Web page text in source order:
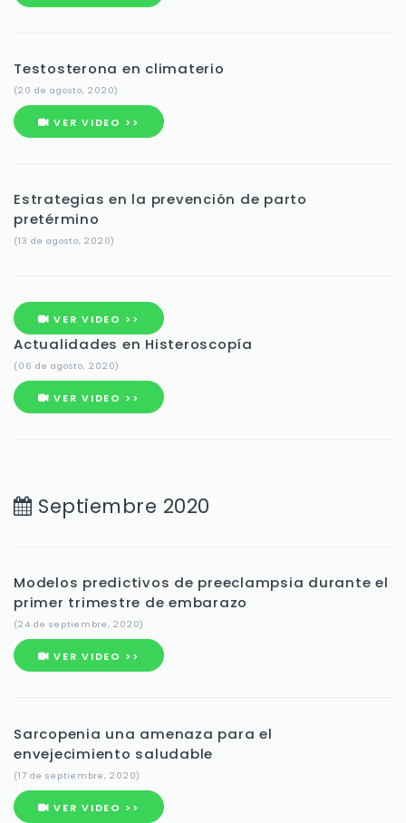
Testosterona en climaterio
(20 de agosto, 2020)
VER VIDEO >>
Estrategias en la prevención de parto
pretérmino
(13 de agosto, 2020)
VER VIDEO >>
Actualidades en Histeroscopía
(06 de agosto, 2020)
VER VIDEO >>
Septiembre 2020
Modelos predictivos de preeclampsia durante el
primer trimestre de embarazo
(24 de septiembre, 2020)
VER VIDEO >>
Sarcopenia una amenaza para el
envejecimiento saludable
(17 de septiembre, 2020)
VER VIDEO >>